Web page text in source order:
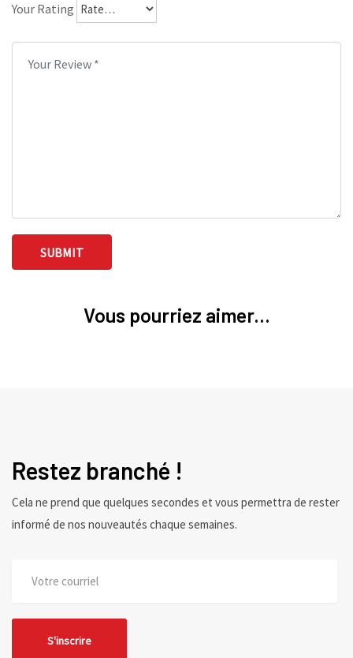
Your Rating
Vous pourriez aimer...
Restez branché !
Cela ne prend que quelques secondes et vous permettra de rester
informé de nos nouveautés chaque semaines.